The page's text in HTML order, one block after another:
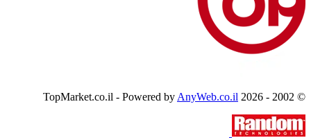
© 2002 - 2026 TopMarket.co.il - Powered by
AnyWeb.co.il